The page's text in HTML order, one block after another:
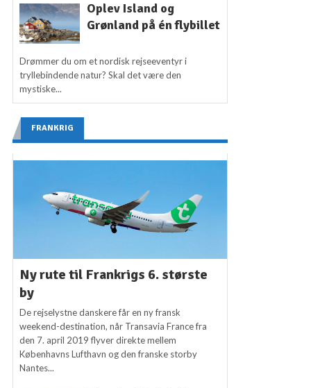
Oplev Island og
Grønland på én flybillet
Drømmer du om et nordisk rejseeventyr i
tryllebindende natur? Skal det være den
mystiske...
FRANKRIG
Ny rute til Frankrigs 6. største
by
De rejselystne danskere får en ny fransk
weekend-destination, når Transavia France fra
den 7. april 2019 flyver direkte mellem
Københavns Lufthavn og den franske storby
Nantes...